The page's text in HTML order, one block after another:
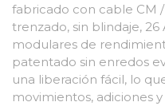
fabricado con cable CM
trenzado, sin blindaje,
modulares de
patentado sin enredos
una liberación fácil, lo
movimientos, adiciones